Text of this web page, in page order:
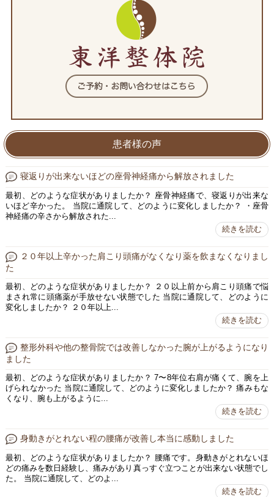
患者様の声
寝返りが出来ないほどの座骨神経痛から解放されました
最初、どのような症状がありましたか？ 座骨神経痛で、寝返りが出来な
いほど辛かった。 当院に通院して、どのように変化しましたか？ ・座骨
神経痛の辛さから解放された...
続きを読む
２０年以上辛かった肩こり頭痛がなくなり薬を飲まなくなりまし
た
最初、どのような症状がありましたか？ ２０以上前から肩こり頭痛で悩
まされ常に頭痛薬が手放せない状態でした 当院に通院して、どのように
変化しましたか？ ２０年以上...
続きを読む
整形外科や他の整骨院では改善しなかった腕が上がるようになり
ました
最初、どのような症状がありましたか？ 7〜8年位右肩が痛くて、腕を上
げられなかった 当院に通院して、どのように変化しましたか？ 痛みもな
くなり、腕も上がるように...
続きを読む
身動きがとれない程の腰痛が改善し本当に感動しました
最初、どのような症状がありましたか？ 腰痛です。身動きがとれないほ
どの痛みを数日経験し、痛みがあり真っすぐ立つことが出来ない状態でし
た。 当院に通院して、どのよ...
続きを読む